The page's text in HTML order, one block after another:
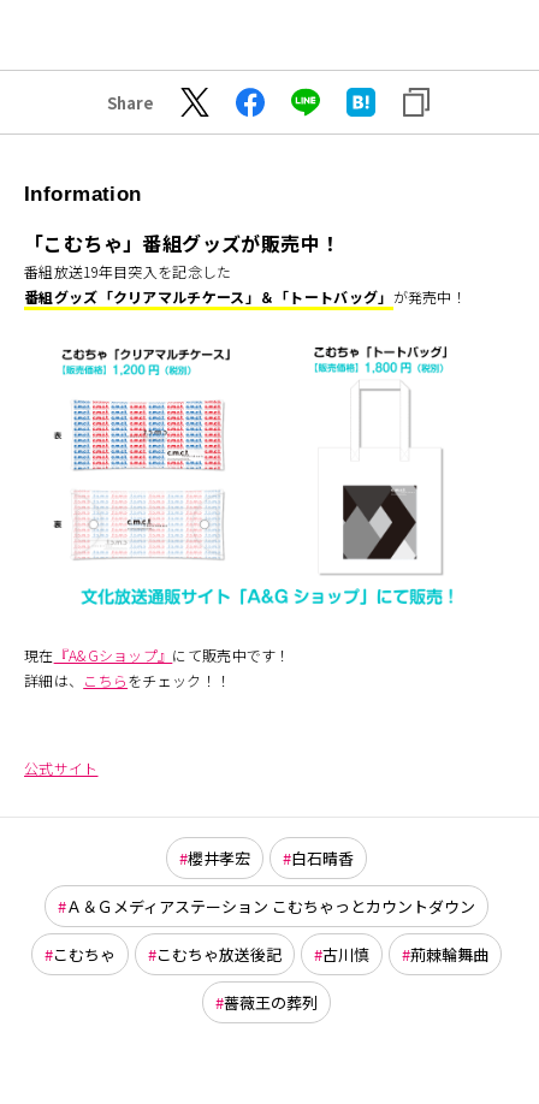
Share
Information
「こむちゃ」番組グッズが販売中！
番組放送19年目突入を記念した
番組グッズ「クリアマルチケース」＆「トートバッグ」 が発売中！
現在 『A&Gショップ』 にて販売中です！
詳細は、
こちらをチェック！！
公式サイト
櫻井孝宏 白石晴香
Ａ＆Ｇメディアステーション こむちゃっとカウントダウン
こむちゃ こむちゃ放送後記 古川慎 荊棘輪舞曲
薔薇王の葬列